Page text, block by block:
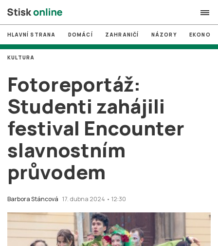
search
# MUNI
# Brno
# volby
login PŘIHLÁSIT SE
Zapomněli jste heslo?
Založit nový účet
HLAVNÍ STRANA DOMÁCÍ ZAHRANIČÍ NÁZORY
Fotoreportáž:
Studenti zahájili
festival Encounter
slavnostním
průvodem
Barbora Stáncová 17. dubna 2024 • 12:30
KULTURA